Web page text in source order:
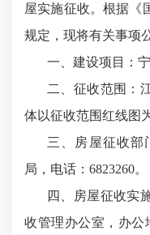
屋实施征收。根据《
规定，现将有关事项
一、建设项目：
二、征收范围：
体以征收范围红线图
三、房屋征收部
局，电话：6823260。
四、房屋征收实
收管理办公室，办公